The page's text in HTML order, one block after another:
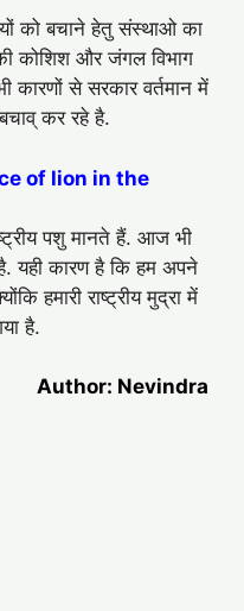
को बचाने हेतु संस्थाओ का
कोशिश और जंगल विभाग
कारणों से सरकार वर्तमान में
कर रहे है.
of lion in the
पशु मानते हैं. आज भी
है. यही कारण है कि हम अपने
हमारी राष्ट्रीय मुद्रा में
है.
Author: Nevindra